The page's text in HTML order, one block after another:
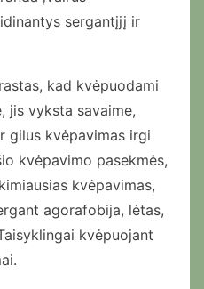
sergantįjį ir
kad kvėpuodami
jis vyksta savaime,
gilus kvėpavimas irgi
kvėpavimo pasekmės,
kvėpavimas,
agorafobija, lėtas,
kvėpuojant